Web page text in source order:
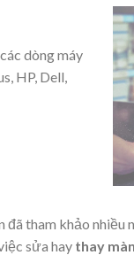
dòng máy
HP, Dell,
tham khảo nhiều
sửa hay thay